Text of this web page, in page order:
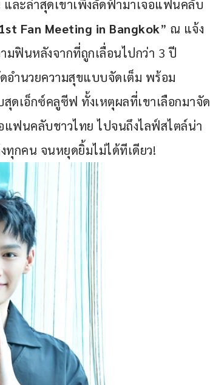
และล่าสุดเขาเพิ่งลัดฟ้ามาเจอแฟนคลับ
Fan Meeting in Bangkok” ณ แจ้ง
ฟินหลังจากที่ถูกเลื่อนไปกว่า 3 ปี
อำนวยความสุขแบบจัดเต็ม พร้อม
เอ็กซ์คลูซีฟ ทั้งเหตุผลที่เขาเลือกมาจัด
ฟนคลับชาวไทย ไปจนถึงไลฟ์สไตล์น่า
ทุกคน จนหยุดยิ้มไม่ได้ทีเดียว!